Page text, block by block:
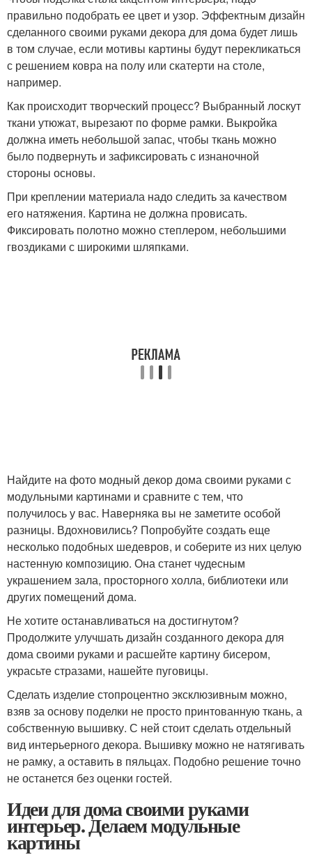
правильно подобрать ее цвет и узор. Эффектным дизайн
сделанного своими руками декора для дома будет лишь
в том случае, если мотивы картины будут перекликаться
с решением ковра на полу или скатерти на столе,
например.
Как происходит творческий процесс? Выбранный лоскут
ткани утюжат, вырезают по форме рамки. Выкройка
должна иметь небольшой запас, чтобы ткань можно
было подвернуть и зафиксировать с изнаночной
стороны основы.
При креплении материала надо следить за качеством
его натяжения. Картина не должна провисать.
Фиксировать полотно можно степлером, небольшими
гвоздиками с широкими шляпками.
Найдите на фото модный декор дома своими руками с
модульными картинами и сравните с тем, что
получилось у вас. Наверняка вы не заметите особой
разницы. Вдохновились? Попробуйте создать еще
несколько подобных шедевров, и соберите из них целую
настенную композицию. Она станет чудесным
украшением зала, просторного холла, библиотеки или
других помещений дома.
Не хотите останавливаться на достигнутом?
Продолжите улучшать дизайн созданного декора для
дома своими руками и расшейте картину бисером,
украсьте стразами, нашейте пуговицы.
Сделать изделие стопроцентно эксклюзивным можно,
взяв за основу поделки не просто принтованную ткань, а
собственную вышивку. С ней стоит сделать отдельный
вид интерьерного декора. Вышивку можно не натягивать
не рамку, а оставить в пяльцах. Подобно решение точно
не останется без оценки гостей.
Идеи для дома своими руками
интерьер. Делаем модульные
картины